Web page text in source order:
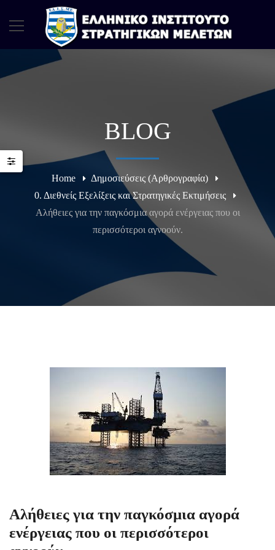
BLOG
Home
Δημοσιεύσεις (Αρθρογραφία)
0. Διεθνείς Εξελίξεις και Στρατηγικές Εκτιμήσεις
Αλήθειες για την παγκόσμια αγορά ενέργειας που οι
περισσότεροι αγνοούν.
Αλήθειες για την παγκόσμια αγορά
ενέργειας που οι περισσότεροι